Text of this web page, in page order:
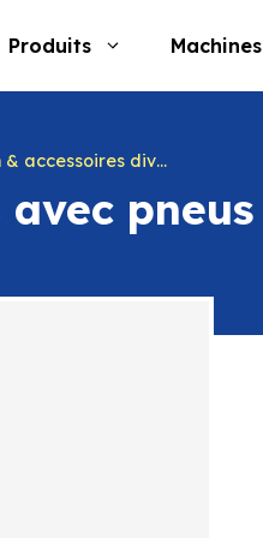
Produits Machines
accessoires divers
pneus